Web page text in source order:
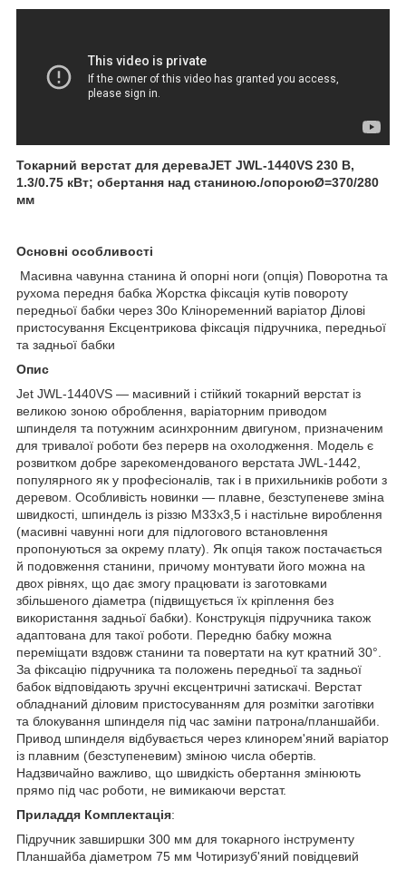
Токарний верстат для дереваJET JWL-1440VS 230 В,
1.3/0.75 кВт; обертання над станиною./опороюØ=370/280
мм
Основні особливості
Масивна чавунна станина й опорні ноги (опція) Поворотна та
рухома передня бабка Жорстка фіксація кутів повороту
передньої бабки через 30o Кліноременний варіатор Ділові
пристосування Ексцентрикова фіксація підручника, передньої
та задньої бабки
Опис
Jet JWL-1440VS — масивний і стійкий токарний верстат із
великою зоною оброблення, варіаторним приводом
шпинделя та потужним асинхронним двигуном, призначеним
для тривалої роботи без перерв на охолодження. Модель є
розвитком добре зарекомендованого верстата JWL-1442,
популярного як у професіоналів, так і в прихильників роботи з
деревом. Особливість новинки — плавне, безступеневе зміна
швидкості, шпиндель із різзю М33х3,5 і настільне вироблення
(масивні чавунні ноги для підлогового встановлення
пропонуються за окрему плату). Як опція також постачається
й подовження станини, причому монтувати його можна на
двох рівнях, що дає змогу працювати із заготовками
збільшеного діаметра (підвищується їх кріплення без
використання задньої бабки). Конструкція підручника також
адаптована для такої роботи. Передню бабку можна
переміщати вздовж станини та повертати на кут кратний 30°.
За фіксацію підручника та положень передньої та задньої
бабок відповідають зручні ексцентричні затискачі. Верстат
обладнаний діловим пристосуванням для розмітки заготівки
та блокування шпинделя під час заміни патрона/планшайби.
Привод шпинделя відбувається через клинорем'яний варіатор
із плавним (безступеневим) зміною числа обертів.
Надзвичайно важливо, що швидкість обертання змінюють
прямо під час роботи, не вимикаючи верстат.
Приладдя Комплектація:
Підручник завширшки 300 мм для токарного інструменту
Планшайба діаметром 75 мм Чотиризуб'яний повідцевий